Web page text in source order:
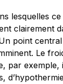
lesquelles
clairement
point central
Le
par exemple,